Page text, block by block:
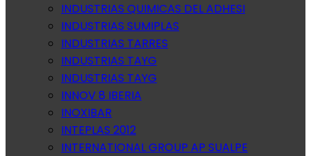
INDUSTRIAS QUIMICAS DEL ADHESI
INDUSTRIAS SUMIPLAS
INDUSTRIAS TARRES
INDUSTRIAS TAYG
INDUSTRIAS TAYG
INNOV 8 IBERIA
INOXIBAR
INTEPLAS 2012
INTERNATIONAL GROUP AP SUALPE